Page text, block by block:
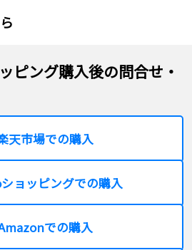
ピング購入後の問合せ・
天市場での購入
ョッピングでの購入
での購入